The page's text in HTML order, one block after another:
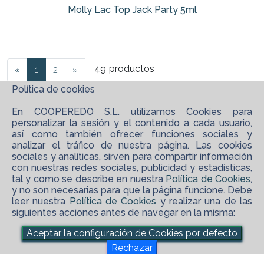
Molly Lac Top Jack Party 5ml
« 1 2 » 49 productos
maps_ugc
©2026 COOPEREDO S.L.
Software XgestEvo
Política de cookies
En COOPEREDO S.L. utilizamos Cookies para
personalizar la sesión y el contenido a cada usuario,
así como también ofrecer funciones sociales y
analizar el tráfico de nuestra página. Las cookies
sociales y analíticas, sirven para compartir información
con nuestras redes sociales, publicidad y estadísticas,
tal y como se describe en nuestra Política de Cookies,
y no son necesarias para que la página funcione. Debe
leer nuestra Política de Cookies y realizar una de las
siguientes acciones antes de navegar en la misma:
Aceptar la configuración de Cookies por defecto
Rechazar